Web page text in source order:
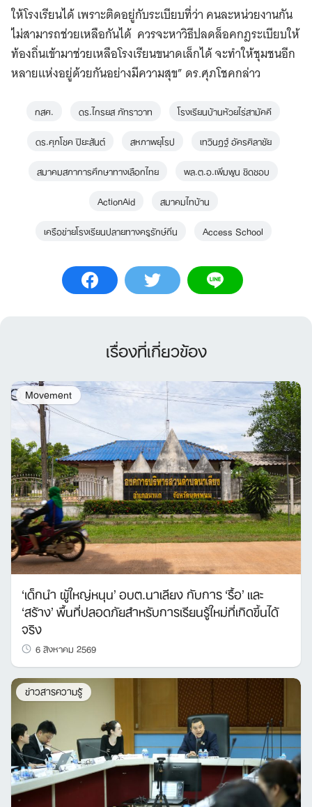
ให้โรงเรียนได้ เพราะติดอยู่กับระเบียบที่ว่า คนละหน่วยงานกัน
ไม่สามารถช่วยเหลือกันได้ ควรจะหาวิธีปลดล็อคกฎระเบียบให้
ท้องถิ่นเข้ามาช่วยเหลือโรงเรียนขนาดเล็กได้ จะทำให้ชุมชนอีก
หลายแห่งอยู่ด้วยกันอย่างมีความสุข” ดร.ศุภโชคกล่าว
กสศ. ดร.ไกรยส ภัทราวาท
โรงเรียนบ้านห้วยไร่สามัคคี
ดร.ศุภโชค ปิยะสันต์
สหภาพยุโรป
เทวินฏฐ์ อัครศิลาชัย
สมาคมสภาการศึกษาทางเลือกไทย
พล.ต.อ.เพิ่มพูน ชิดชอบ
ActionAid
สมาคมไทบ้าน
เครือข่ายโรงเรียนปลายทางครูรักษ์ถิ่น
Access School
เรื่องที่เกี่ยวข้อง
Movement
‘เด็กนำ ผู้ใหญ่หนุน’ อบต.นาเลียง กับการ ‘รื้อ’ และ
‘สร้าง’ พื้นที่ปลอดภัยสำหรับการเรียนรู้ใหม่ที่เกิดขึ้นได้
จริง
6 สิงหาคม 2569
ข่าวสารความรู้